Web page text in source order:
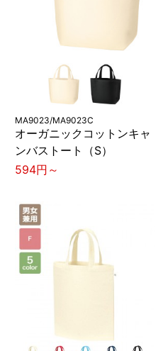
MA9023/MA9023C
オーガニックコットンキャ
ンバストート（S）
594円～